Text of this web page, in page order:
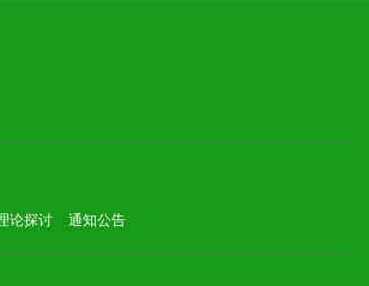
论探讨 通知公告